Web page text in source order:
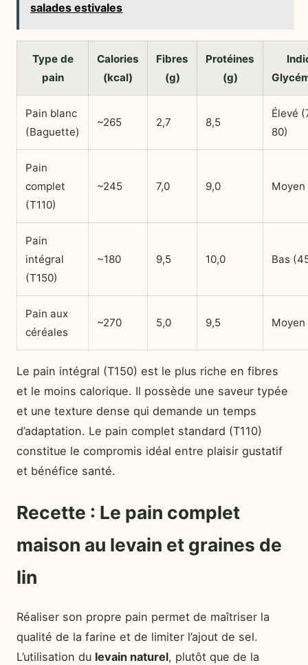
salades estivales
Type de
pain
Calories
(kcal)
Fibres
(g)
Protéines
(g)
Pain blanc
(Baguette)
~265 2,7 8,5
Élevé
80)
Pain
complet
(T110)
~245 7,0 9,0
Pain
intégral
(T150)
~180 9,5 10,0 Bas
Pain aux
céréales
~270 5,0 9,5
Le pain intégral (T150) est le plus riche en fibres
et le moins calorique. Il possède une saveur typée
et une texture dense qui demande un temps
d’adaptation. Le pain complet standard (T110)
constitue le compromis idéal entre plaisir gustatif
et bénéfice santé.
Recette : Le pain complet
maison au levain et graines de
lin
Réaliser son propre pain permet de maîtriser la
qualité de la farine et de limiter l’ajout de sel.
L’utilisation du levain naturel, plutôt que de la